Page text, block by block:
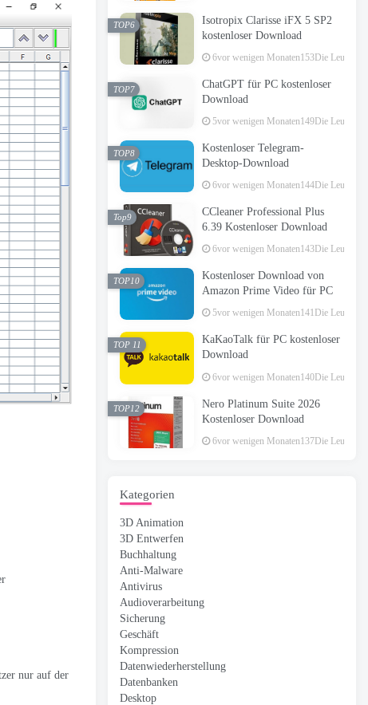
nur auf der
Isotropix Clarisse iFX 5 SP2
kostenloser Download
6vor wenigen Monaten153Die Leute
TOP6
ChatGPT für PC kostenloser
Download
5vor wenigen Monaten149Die Leute
TOP7
Kostenloser Telegram-
Desktop-Download
6vor wenigen Monaten144Die Leute
TOP8
CCleaner Professional Plus
6.39 Kostenloser Download
6vor wenigen Monaten143Die Leute
Top9
Kostenloser Download von
Amazon Prime Video für PC
5vor wenigen Monaten141Die Leute
TOP10
KaKaoTalk für PC kostenloser
Download
6vor wenigen Monaten140Die Leute
TOP 11
Nero Platinum Suite 2026
Kostenloser Download
6vor wenigen Monaten137Die Leute
TOP12
Kategorien
3D Animation
3D Entwerfen
Buchhaltung
Anti-Malware
Antivirus
Audioverarbeitung
Sicherung
Geschäft
Kompression
Datenwiederherstellung
Datenbanken
Desktop